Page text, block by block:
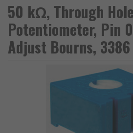
50 kΩ, Through
Potentiometer, Pin
Adjust Bourns, 3386